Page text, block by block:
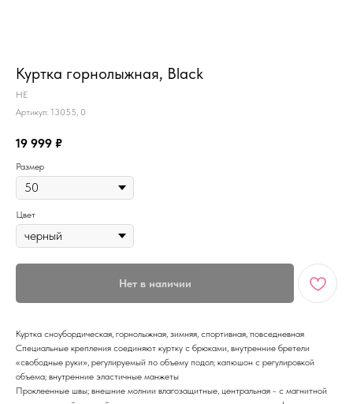
Куртка горнолыжная, Black
HE
Артикул: 13055, 0
19 999 ₽
Размер
Цвет
Нет в наличии
Куртка сноубордическая, горнолыжная, зимняя, спортивная, повседневная
Специальные крепления соединяют куртку с брюками, внутренние бретели
«свободные руки», регулируемый по объему подол; капюшон с регулировкой
объема; внутренние эластичные манжеты
Проклеенные швы; внешние молнии влагозащитные, центральная - с магнитной